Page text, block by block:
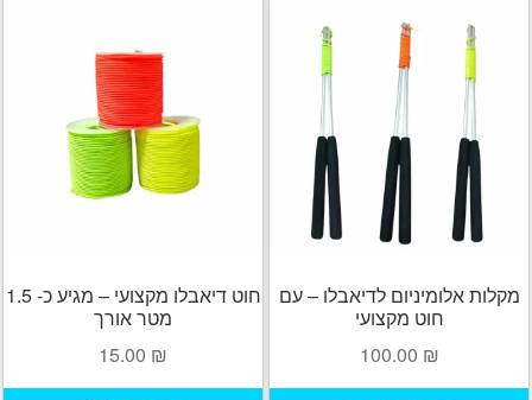
האפשרויות
מקלות אלומיניום לדיאבלו – עם
חוט מקצועי
100.00 ₪
חוט דיאבלו מקצועי – מגיע כ- 1.5
מטר אורך
15.00 ₪